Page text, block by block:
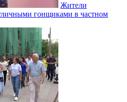
Жители
гонщиками в частном